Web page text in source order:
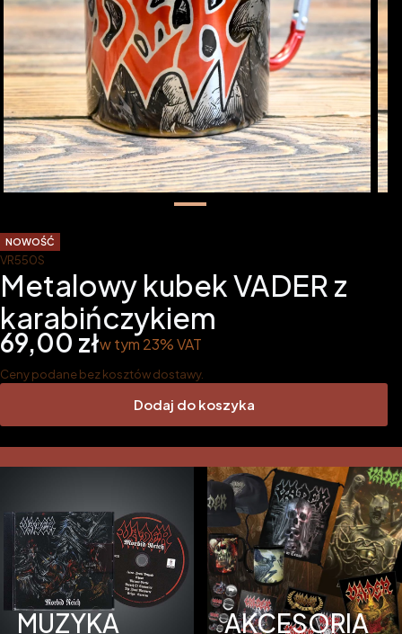
VR550S
NOWOŚĆ
Metalowy kubek VADER z
karabińczykiem
Cena
69,00 złw tym 23% VAT
w tym 23%VAT
Ceny podane bez kosztów dostawy.
Dodaj do koszyka
MUZYKA AKCESORIA